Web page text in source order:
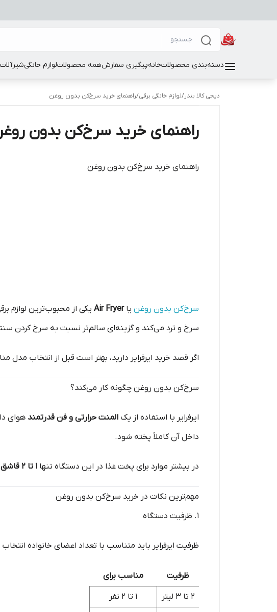
دسته‌بندی محصولاتخانهپیگیری سفارشهمه محصولاتلوازم خانگی
دیجی کالا بندر/لوازم خانگی برقی/راهنمای خرید سرخ‌کن بدون روغن
راهنمای خرید سرخ‌کن بدون
راهنمای خرید سرخ‌کن بدون روغن
سرخ‌کن بدون روغن یاAir Fryer یکی از محبوب‌ترین لوازم
سرخ و ترد می‌کند و گزینه‌ای سالم‌تر نسبت به سرخ کردن
اگر قصد خرید ایرفرایر دارید، بهتر است قبل از انتخاب
سرخ‌کن بدون روغن چگونه کار می‌کند؟
ایرفرایر با استفاده از یک المنت حرارتی و فن قدرتمند هوای
داخل آن کاملاً پخته شود.
در بیشتر موارد برای پخت غذا در این دستگاه تنها ۱ تا ۲ قاشق غذاخوری روغن
مهم‌ترین نکات در خرید سرخ‌کن بدون روغن
۱. ظرفیت دستگاه
ظرفیت ایرفرایر باید متناسب با تعداد اعضای خانواده
ظرفیت مناسب برای
۲ تا ۳ لیتر ۱ تا ۲ نفر